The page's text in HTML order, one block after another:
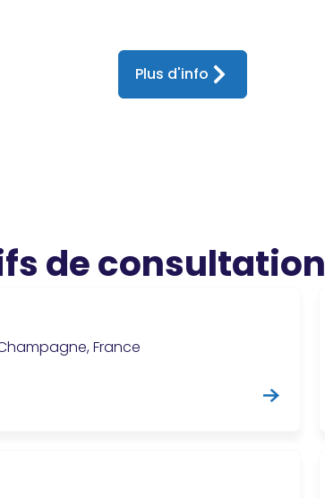
Plus d'info
de consultation
France